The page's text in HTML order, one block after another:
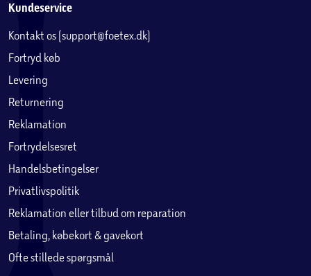
Kundeservice
Kontakt os (support@foetex.dk)
Fortryd køb
Levering
Returnering
Reklamation
Fortrydelsesret
Handelsbetingelser
Privatlivspolitik
Reklamation eller tilbud om reparation
Betaling, købekort & gavekort
Ofte stillede spørgsmål